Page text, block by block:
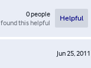
0people
found this helpful
Helpful
Jun 25, 2011